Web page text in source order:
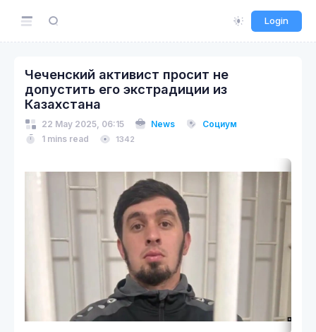
Login
Чеченский активист просит не
допустить его экстрадиции из
Казахстана
22 May 2025, 06:15 News
Социум
1 mins read
1342